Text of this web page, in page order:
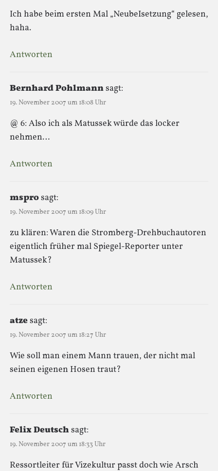
Ich habe beim ersten Mal „NeubeIsetzung“ gelesen,
haha.
Antworten
Bernhard Pohlmannsagt:
19. November 2007 um 18:08 Uhr
@ 6: Also ich als Matussek würde das locker
nehmen…
Antworten
msprosagt:
19. November 2007 um 18:09 Uhr
zu klären: Waren die Stromberg-Drehbuchautoren
eigentlich früher mal Spiegel-Reporter unter
Matussek?
Antworten
atzesagt:
19. November 2007 um 18:27 Uhr
Wie soll man einem Mann trauen, der nicht mal
seinen eigenen Hosen traut?
Antworten
Felix Deutsch sagt:
19. November 2007 um 18:33 Uhr
Ressortleiter für Vizekultur passt doch wie Arsch